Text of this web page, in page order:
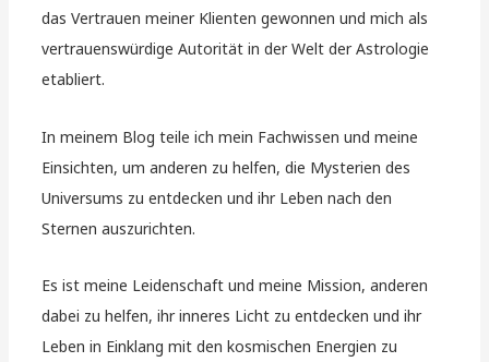
das Vertrauen meiner Klienten gewonnen und mich als
vertrauenswürdige Autorität in der Welt der Astrologie
etabliert.
In meinem Blog teile ich mein Fachwissen und meine
Einsichten, um anderen zu helfen, die Mysterien des
Universums zu entdecken und ihr Leben nach den
Sternen auszurichten.
Es ist meine Leidenschaft und meine Mission, anderen
dabei zu helfen, ihr inneres Licht zu entdecken und ihr
Leben in Einklang mit den kosmischen Energien zu